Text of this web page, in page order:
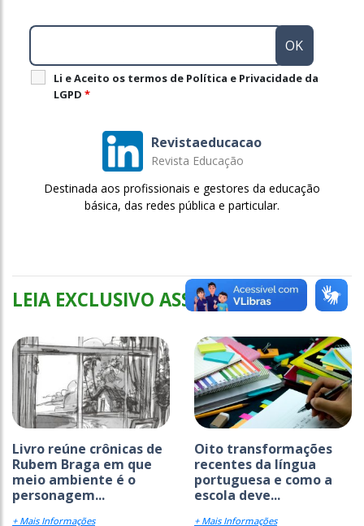
Li e Aceito os termos de Política e Privacidade da
LGPD *
Revistaeducacao
Revista Educação
Destinada aos profissionais e gestores da educação
básica, das redes pública e particular.
LEIA EXCLUSIVO ASSINANTES
Livro reúne crônicas de
Rubem Braga em que
meio ambiente é o
personagem...
+ Mais Informações
Oito transformações
recentes da língua
portuguesa e como a
escola deve...
+ Mais Informações